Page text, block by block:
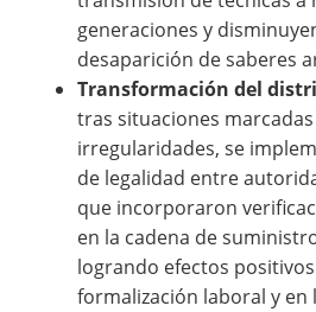
generaciones y
desaparición de saberes
Transformación del
tras situaciones
irregularidades, se
de legalidad entre
que incorporaron
en la cadena de
logrando efectos
formalización laboral y en